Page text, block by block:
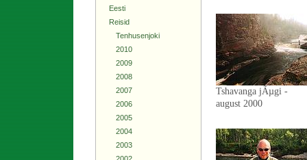
Eesti
Reisid
Tenhusenjoki
2010
2009
2008
2007
2006
2005
2004
2003
Tshavanga jÃµgi -
august 2000